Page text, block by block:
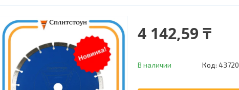
4 142,59 ₸
В наличии Код: 43720